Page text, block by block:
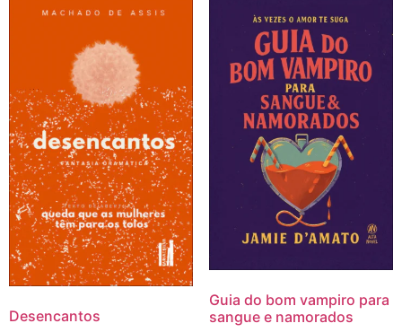
Desencantos
Guia do bom vampiro para
sangue e namorados